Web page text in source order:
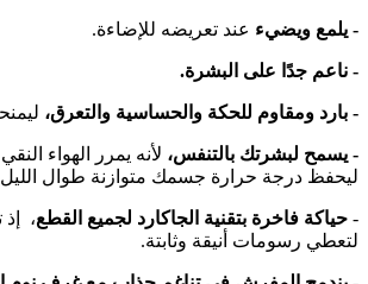
- يلمع ويضيء عند تعريضه للإضاءة.
- ناعم جدًا على البشرة.
- بارد ومقاوم للحكة والحساسية والتعرق،
- يسمح لبشرتك بالتنفس، لأنه يمرر الهواء
ليحفظ درجة حرارة جسمك متوازنة طوال
- حياكة فاخرة بتقنية الجاكارد لجميع القطع، إذ
لتعطي رسومات أنيقة وثابتة.